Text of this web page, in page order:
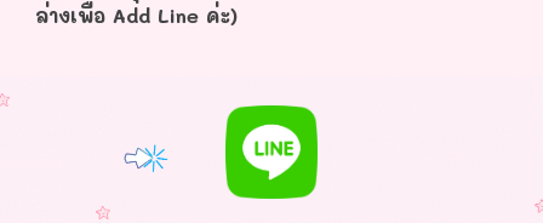
ล่างเพื่อ Add Line ค่ะ)